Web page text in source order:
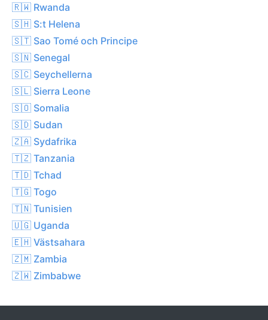
🇷🇼 Rwanda
🇸🇭 S:t Helena
🇸🇹 Sao Tomé och Principe
🇸🇳 Senegal
🇸🇨 Seychellerna
🇸🇱 Sierra Leone
🇸🇴 Somalia
🇸🇩 Sudan
🇿🇦 Sydafrika
🇹🇿 Tanzania
🇹🇩 Tchad
🇹🇬 Togo
🇹🇳 Tunisien
🇺🇬 Uganda
🇪🇭 Västsahara
🇿🇲 Zambia
🇿🇼 Zimbabwe